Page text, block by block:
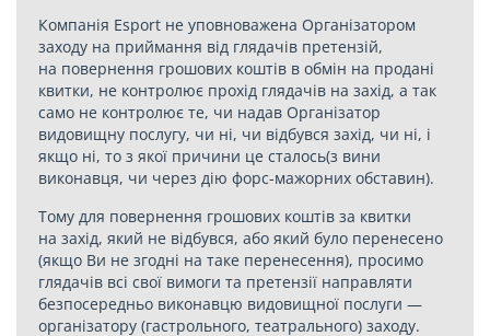
Компанія Esport не уповноважена Організатором
заходу на приймання від глядачів претензій,
на повернення грошових коштів в обмін на продані
квитки, не контролює прохід глядачів на захід, а так
само не контролює те, чи надав Організатор
видовищну послугу, чи ні, чи відбувся захід, чи ні, і
якщо ні, то з якої причини це сталось(з вини
виконавця, чи через дію форс-мажорних обставин).
Тому для повернення грошових коштів за квитки
на захід, який не відбувся, або який було перенесено
(якщо Ви не згодні на таке перенесення), просимо
глядачів всі свої вимоги та претензії направляти
безпосередньо виконавцю видовищної послуги —
організатору (гастрольного, театрального) заходу.